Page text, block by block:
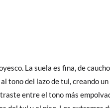
son GRATIS y puedes
acelerar el envío, puedes